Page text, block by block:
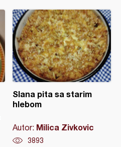
Slana pita sa starim
hlebom
Autor: Milica Zivkovic
3893